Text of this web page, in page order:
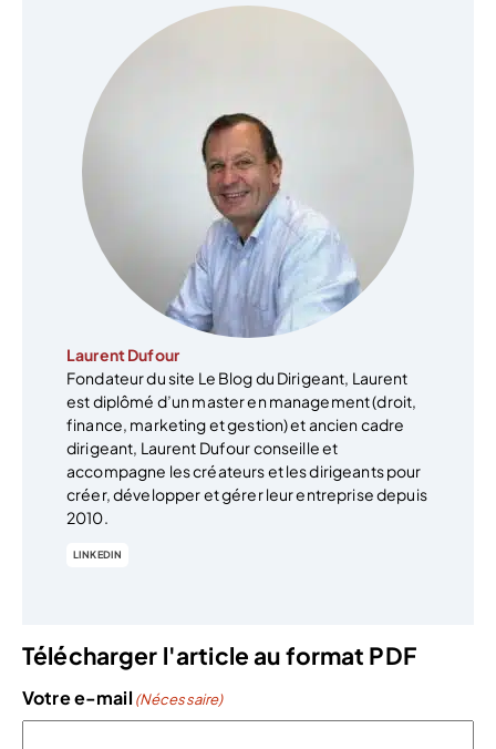
Laurent Dufour
Fondateur du site Le Blog du Dirigeant, Laurent
est diplômé d’un master en management (droit,
finance, marketing et gestion) et ancien cadre
dirigeant, Laurent Dufour conseille et
accompagne les créateurs et les dirigeants pour
créer, développer et gérer leur entreprise depuis
2010.
LINKEDIN
Télécharger l'article au format PDF
Votre e-mail (Nécessaire)